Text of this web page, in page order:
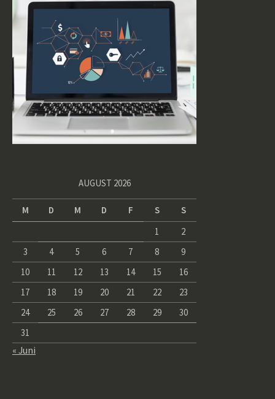
AUGUST 2026
M D M D F S
S
1
2
3
4 5 6 7 8
9
10
11 12 13 14 15
16
17
18 19 20 21 22
23
24
25 26 27 28 29
30
31
« Juni